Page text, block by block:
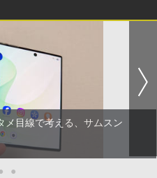
メ目線で考える、サムスン
●